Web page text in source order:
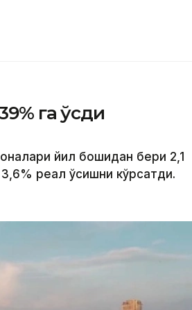
га ўсди
йил бошидан бери 2,1
реал ўсишни кўрсатди.